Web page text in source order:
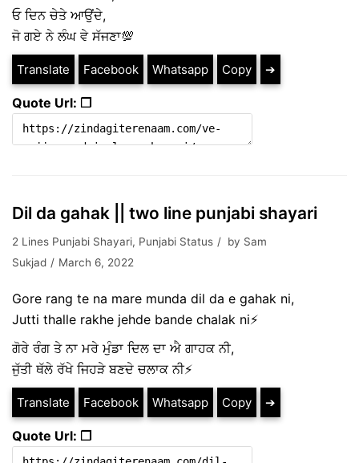
ਓ ਦਿਨ ਚੇਤੇ ਆਉਂਦੇ,
ਜੋ ਗਏ ਨੇ ਲੰਘ ਵੇ ਸੱਜਣਾ💯
Translate Facebook Whatsapp Copy ➔
Quote Url: ❐
Dil da gahak || two line punjabi shayari
2 Lines Punjabi Shayari, Punjabi Status by Sam
Sukjad
March 6, 2022
Gore rang te na mare munda dil da e gahak ni,
Jutti thalle rakhe jehde bande chalak ni⚡
ਗੋਰੇ ਰੰਗ ਤੇ ਨਾ ਮਰੇ ਮੁੰਡਾ ਦਿਲ ਦਾ ਐ ਗਾਹਕ ਨੀ,
ਜੁੱਤੀ ਥੱਲੇ ਰੱਖੇ ਜਿਹੜੇ ਬਣਦੇ ਚਲਾਕ ਨੀ⚡️
Translate Facebook Whatsapp Copy ➔
Quote Url: ❐